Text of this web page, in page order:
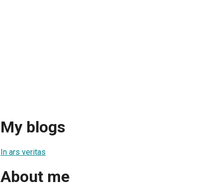
My blogs
In ars veritas
About me